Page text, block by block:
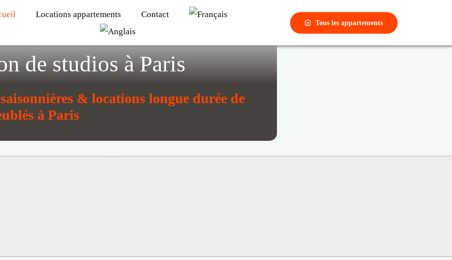
Locations appartements Contact
Tous les appartements
de studios à Paris
& locations longue durée de
à Paris